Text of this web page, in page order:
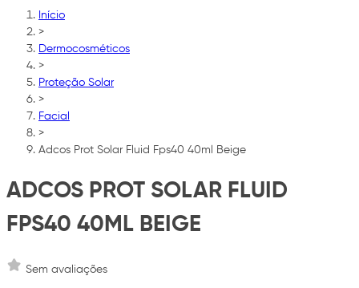
Início
>
Dermocosméticos
>
Proteção Solar
>
Facial
>
Adcos Prot Solar Fluid Fps40 40ml Beige
ADCOS PROT SOLAR FLUID
FPS40 40ML BEIGE
Sem avaliações